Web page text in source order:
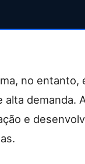
no entanto,
alta demanda.
e